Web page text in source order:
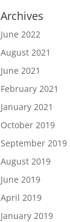
Archives
June 2022
August 2021
June 2021
February 2021
January 2021
October 2019
September 2019
August 2019
June 2019
April 2019
January 2019